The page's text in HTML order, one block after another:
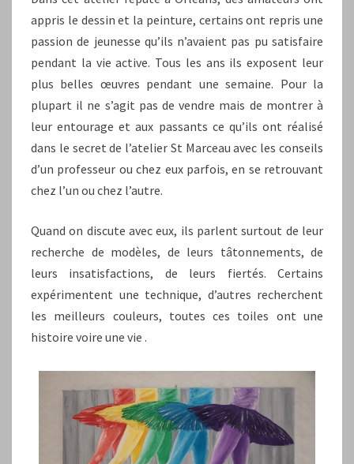
appris le dessin et la peinture, certains ont repris une
passion de jeunesse qu’ils n’avaient pas pu satisfaire
pendant la vie active. Tous les ans ils exposent leur
plus belles œuvres pendant une semaine. Pour la
plupart il ne s’agit pas de vendre mais de montrer à
leur entourage et aux passants ce qu’ils ont réalisé
dans le secret de l’atelier St Marceau avec les conseils
d’un professeur ou chez eux parfois, en se retrouvant
chez l’un ou chez l’autre.
Quand on discute avec eux, ils parlent surtout de leur
recherche de modèles, de leurs tâtonnements, de
leurs insatisfactions, de leurs fiertés. Certains
expérimentent une technique, d’autres recherchent
les meilleurs couleurs, toutes ces toiles ont une
histoire voire une vie .